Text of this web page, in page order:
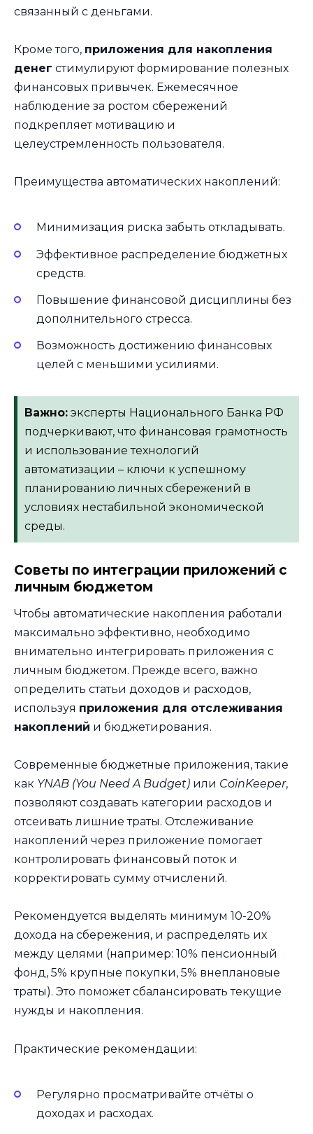
связанный с деньгами.
Кроме того, приложения для накопления
денег стимулируют формирование полезных
финансовых привычек. Ежемесячное
наблюдение за ростом сбережений
подкрепляет мотивацию и
целеустремленность пользователя.
Преимущества автоматических накоплений:
Минимизация риска забыть откладывать.
Эффективное распределение бюджетных
средств.
Повышение финансовой дисциплины без
дополнительного стресса.
Возможность достижению финансовых
целей с меньшими усилиями.
Важно: эксперты Национального Банка РФ
подчеркивают, что финансовая грамотность
и использование технологий
автоматизации – ключи к успешному
планированию личных сбережений в
условиях нестабильной экономической
среды.
Советы по интеграции приложений с
личным бюджетом
Чтобы автоматические накопления работали
максимально эффективно, необходимо
внимательно интегрировать приложения с
личным бюджетом. Прежде всего, важно
определить статьи доходов и расходов,
используя приложения для отслеживания
накоплений и бюджетирования.
Современные бюджетные приложения, такие
как YNAB (You Need A Budget) или CoinKeeper,
позволяют создавать категории расходов и
отсеивать лишние траты. Отслеживание
накоплений через приложение помогает
контролировать финансовый поток и
корректировать сумму отчислений.
Рекомендуется выделять минимум 10-20%
дохода на сбережения, и распределять их
между целями (например: 10% пенсионный
фонд, 5% крупные покупки, 5% внеплановые
траты). Это поможет сбалансировать текущие
нужды и накопления.
Практические рекомендации:
Регулярно просматривайте отчёты о
доходах и расходах.